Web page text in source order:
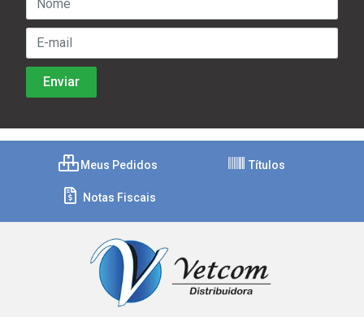
Meus Pedidos Títulos
Notas Fiscais